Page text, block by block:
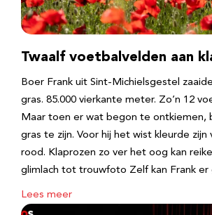
Twaalf voetbalvelden aan
Boer Frank uit Sint-Michielsgestel
gras. 85.000 vierkante meter. Zo’n 12
Maar toen er wat begon te ontkiemen,
gras te zijn. Voor hij het wist kleurde zijn
rood. Klaprozen zo ver het oog kan
glimlach tot trouwfoto Zelf kan Frank
Lees meer